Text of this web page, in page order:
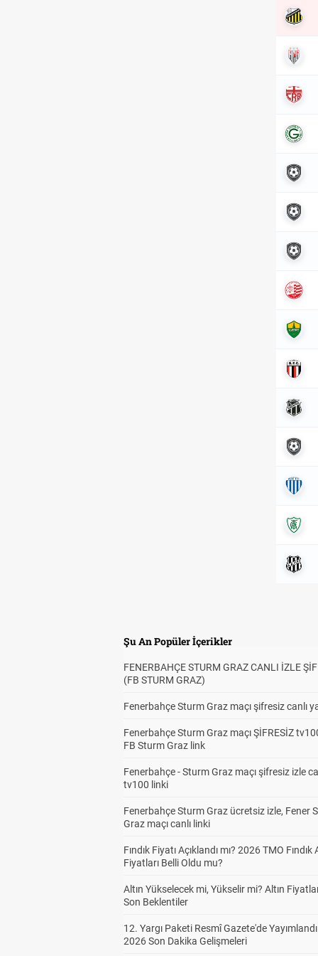
Şu An Popüler İçerikler
FENERBAHÇE STURM GRAZ CANLI İZLE
(FB STURM GRAZ)
Fenerbahçe Sturm Graz maçı şifresiz canlı
Fenerbahçe Sturm Graz maçı ŞİFRESİZ
FB Sturm Graz link
Fenerbahçe - Sturm Graz maçı şifresiz izle
tv100 linki
Fenerbahçe Sturm Graz ücretsiz izle, Fener
Graz maçı canlı linki
Fındık Fiyatı Açıklandı mı? 2026 TMO Fındık
Fiyatları Belli Oldu mu?
Altın Yükselecek mi, Yükselir mi? Altın
Son Beklentiler
12. Yargı Paketi Resmî Gazete'de Yayımlandı
2026 Son Dakika Gelişmeleri